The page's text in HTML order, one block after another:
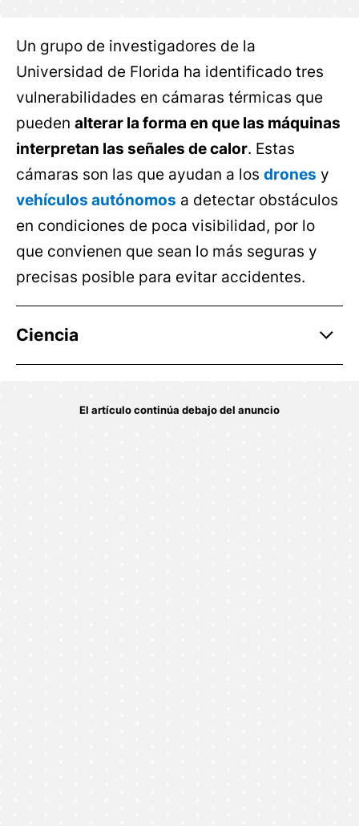
Un grupo de investigadores de la
Universidad de Florida ha identificado tres
vulnerabilidades en cámaras térmicas que
pueden alterar la forma en que las máquinas
interpretan las señales de calor. Estas
cámaras son las que ayudan a los drones y
vehículos autónomos a detectar obstáculos
en condiciones de poca visibilidad, por lo
que convienen que sean lo más seguras y
precisas posible para evitar accidentes.
Ciencia